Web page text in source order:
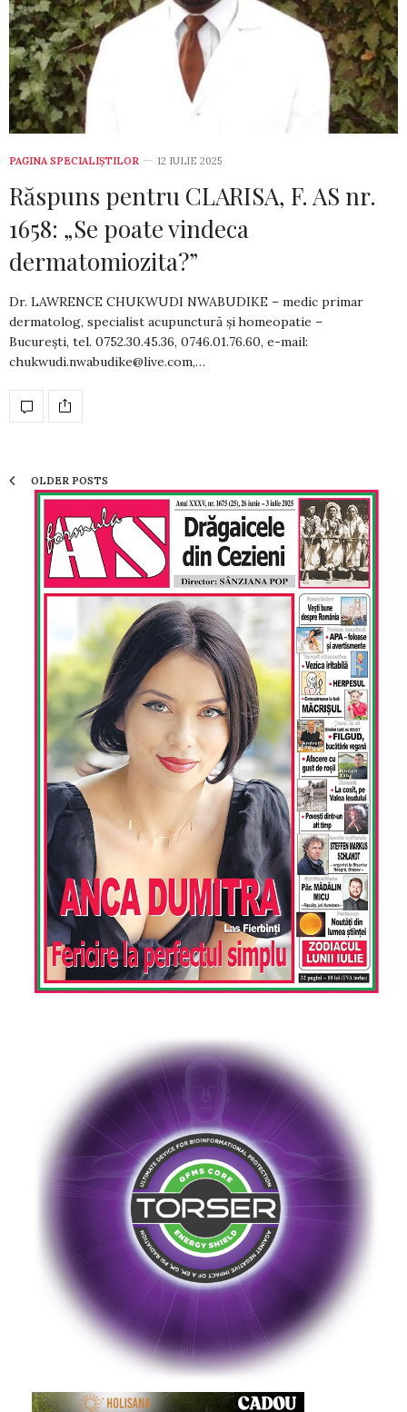
PAGINA SPECIALIȘTILOR 12 IULIE 2025
Răspuns pentru CLARISA, F. AS nr.
1658: „Se poate vindeca
dermatomiozita?”
Dr. LAWRENCE CHUKWUDI NWABUDIKE – medic primar
dermatolog, specialist acupunctură și homeopatie –
București, tel. 0752.30.45.36, 0746.01.76.60, e-mail:
chukwudi.nwabudike@live.com,…
OLDER POSTS